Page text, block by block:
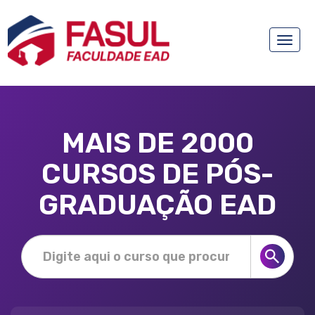
Toggle
MAIS DE 2000
CURSOS DE PÓS-
GRADUAÇÃO EAD